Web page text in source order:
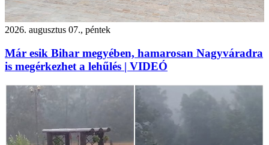
2026. augusztus 07., péntek
Már esik Bihar megyében, hamarosan Nagyváradra
is megérkezhet a lehűlés | VIDEÓ